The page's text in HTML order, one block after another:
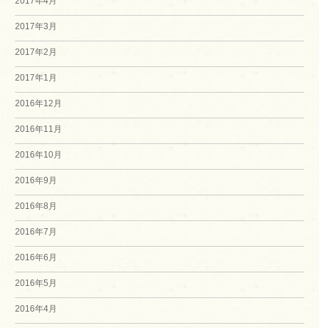
2017年3月
2017年2月
2017年1月
2016年12月
2016年11月
2016年10月
2016年9月
2016年8月
2016年7月
2016年6月
2016年5月
2016年4月